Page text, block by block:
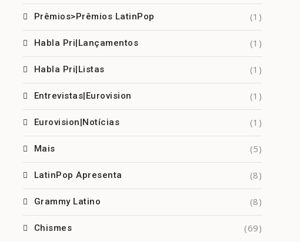
Prêmios>Prêmios LatinPop (1)
Habla Pri|Lançamentos (1)
Habla Pri|Listas (1)
Entrevistas|Eurovision (1)
Eurovision|Notícias (1)
Mais (5)
LatinPop Apresenta (8)
Grammy Latino (8)
Chismes (69)